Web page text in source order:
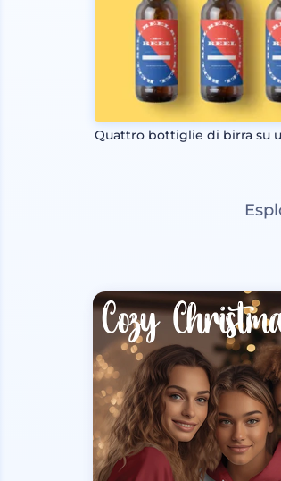
Quattro bottiglie di birra su